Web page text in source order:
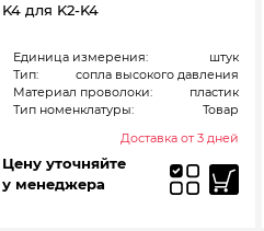
K4 для K2-K4
Единица измерения:
штук
Тип:
сопла высокого давления
Материал проволоки:
пластик
Тип номенклатуры:
Товар
Доставка от 3 дней
Цену уточняйте
у менеджера